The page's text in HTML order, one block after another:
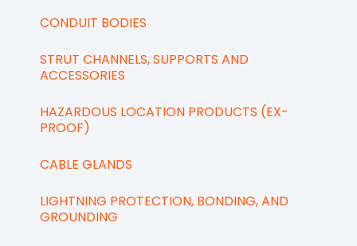
CONDUIT BODIES
STRUT CHANNELS, SUPPORTS AND
ACCESSORIES
HAZARDOUS LOCATION PRODUCTS (EX-
PROOF)
CABLE GLANDS
LIGHTNING PROTECTION, BONDING, AND
GROUNDING